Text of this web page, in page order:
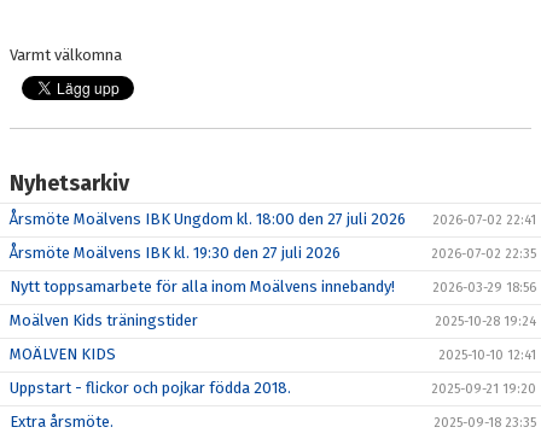
SPONSORER
Varmt välkomna
Nyhetsarkiv
Årsmöte Moälvens IBK Ungdom kl. 18:00 den 27 juli 2026 2026-07-02 22:41
Årsmöte Moälvens IBK kl. 19:30 den 27 juli 2026 2026-07-02 22:35
Nytt toppsamarbete för alla inom Moälvens innebandy! 2026-03-29 18:56
Moälven Kids träningstider 2025-10-28 19:24
MOÄLVEN KIDS 2025-10-10 12:41
Uppstart - flickor och pojkar födda 2018. 2025-09-21 19:20
Extra årsmöte. 2025-09-18 23:35